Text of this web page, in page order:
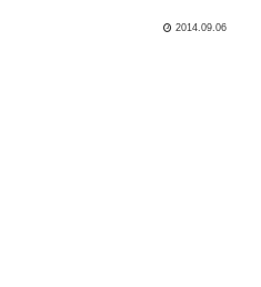
2014.09.06